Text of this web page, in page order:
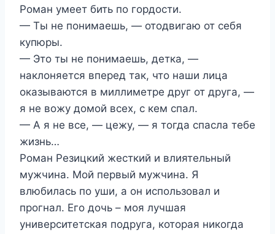
Роман умеет бить по гордости.
— Ты не понимаешь, — отодвигаю от себя
купюры.
— Это ты не понимаешь, детка, —
наклоняется вперед так, что наши лица
оказываются в миллиметре друг от друга, —
я не вожу домой всех, с кем спал.
— А я не все, — цежу, — я тогда спасла тебе
жизнь…
Роман Резицкий жесткий и влиятельный
мужчина. Мой первый мужчина. Я
влюбилась по уши, а он использовал и
прогнал. Его дочь – моя лучшая
университетская подруга, которая никогда